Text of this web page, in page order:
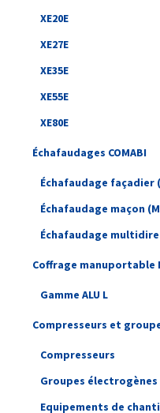
XE20E
XE27E
XE35E
XE55E
XE80E
Échafaudages COMABI
Échafaudage façadier
Échafaudage maçon
Échafaudage
Coffrage manuportable
Gamme ALU L
Compresseurs et
Compresseurs
Groupes électrogènes
Equipements de